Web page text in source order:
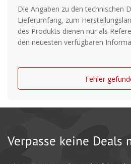
Die Angaben zu den technischen
Lieferumfang, zum
des Produkts dienen nur als
den neuesten verfügbaren
Fehler
Verpasse keine Deals